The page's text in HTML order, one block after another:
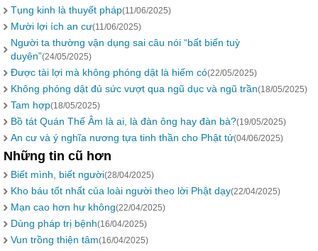
Tụng kinh là thuyết pháp(11/06/2025)
Mười lợi ích an cư(11/06/2025)
Người ta thường vận dụng sai câu nói “bất biến tuỳ
duyên”(24/05/2025)
Được tài lợi mà không phóng dật là hiếm có(22/05/2025)
Không phóng dật đủ sức vượt qua ngũ dục và ngũ trần(18/05/2025)
Tam hợp(18/05/2025)
Bồ tát Quán Thế Âm là ai, là đàn ông hay đàn bà?(19/05/2025)
An cư và ý nghĩa nương tựa tinh thần cho Phật tử(04/06/2025)
Những tin cũ hơn
Biết mình, biết người(28/04/2025)
Kho báu tốt nhất của loài người theo lời Phật dạy(22/04/2025)
Mạn cao hơn hư không(22/04/2025)
Dùng pháp trị bệnh(16/04/2025)
Vun trồng thiện tâm(16/04/2025)